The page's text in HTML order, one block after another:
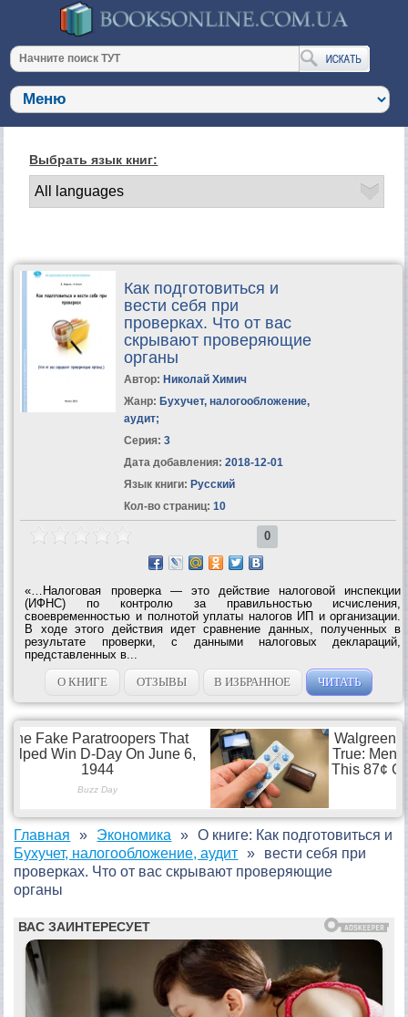
Выбрать язык книг:
Как подготовиться и
вести себя при
проверках. Что от вас
скрывают проверяющие
органы
Автор: Николай Химич
Жанр: Бухучет, налогообложение,
аудит;
Серия: 3
Дата добавления: 2018-12-01
Язык книги: Русский
Кол-во страниц: 10
0
«…Налоговая проверка — это действие налоговой инспекции
(ИФНС) по контролю за правильностью исчисления,
своевременностью и полнотой уплаты налогов ИП и организации.
В ходе этого действия идет сравнение данных, полученных в
результате проверки, с данными налоговых деклараций,
представленных в...
О КНИГЕ
ОТЗЫВЫ В ИЗБРАННОЕ ЧИТАТЬ
Главная
Экономика
Бухучет, налогообложение, аудит
О книге: Как подготовиться и
вести себя при
проверках. Что от вас скрывают проверяющие
органы